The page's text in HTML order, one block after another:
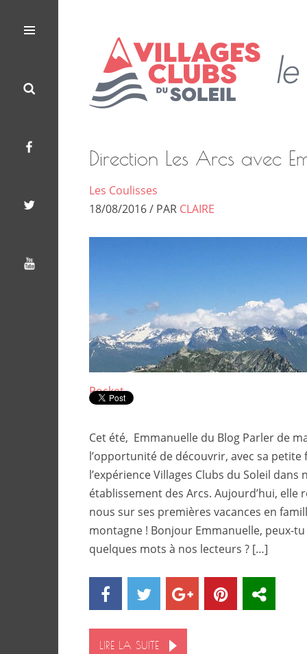
Menu
Search
Facebook
Twitter
Youtube
Villages
Soleil
des
Direction Les Arcs avec
Les Coulisses
18/08/2016 / PAR CLAIRE
Pocket
Cet été, Emmanuelle du Blog Parler de
l’opportunité de découvrir, avec sa petite
l’expérience Villages Clubs du Soleil dans
établissement des Arcs. Aujourd’hui, elle
nous sur ses premières vacances en
montagne ! Bonjour Emmanuelle, peux-
quelques mots à nos lecteurs ? […]
LIRE LA SUITE